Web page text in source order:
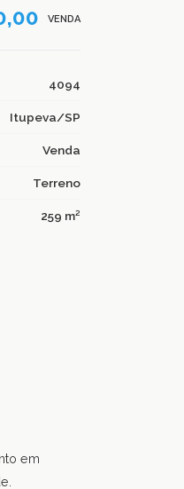
VENDA
4094
Itupeva/SP
Venda
Terreno
259 m²
em